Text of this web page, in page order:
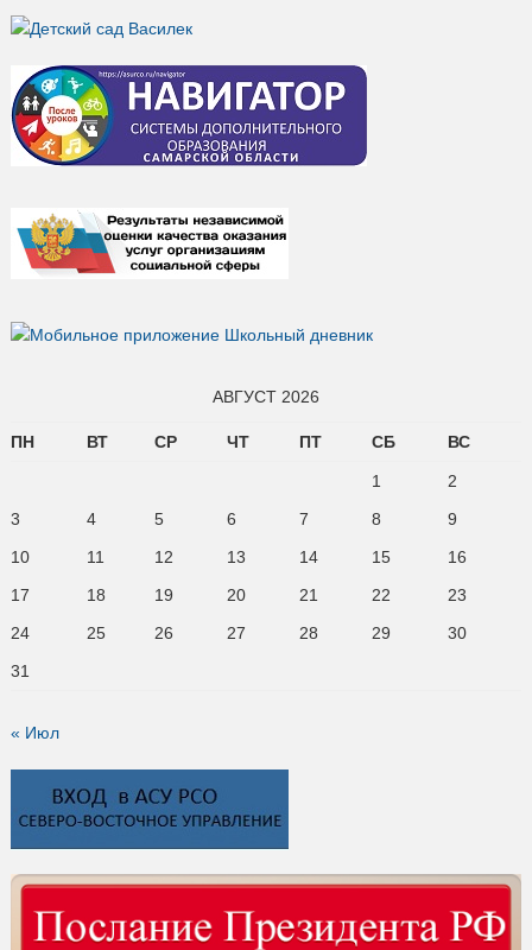
АВГУСТ 2026
ПН ВТ СР ЧТ ПТ СБ ВС
1
2
3
4 5 6 7 8
9
10
11 12 13 14 15
16
17
18 19 20 21 22
23
24
25 26 27 28 29
30
31
« Июл